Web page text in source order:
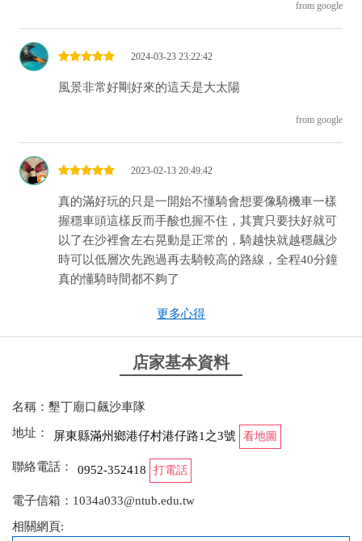
from google
2024-03-23 23:22:42
風景非常好剛好來的這天是大太陽
from google
2023-02-13 20:49:42
真的滿好玩的只是一開始不懂騎會想要像騎機車一樣
握穩車頭這樣反而手酸也握不住，其實只要扶好就可
以了在沙裡會左右晃動是正常的，騎越快就越穩飆沙
時可以低層次先跑過再去騎較高的路線，全程40分鐘
真的懂騎時間都不夠了
2023-01-25 06:02:08
點衝進海裡，幸好除了整團最前方有領隊之外，旁邊
還有一台隨時支援，以及最後有壓隊的沙灘車，會視
情況出手協助（如：撞到樹卡住、在上坡時陷在沙中
開不動等）雖是年輕弟弟但駕車技術熟練、應對也很
了沙漠一圈，有多次的起伏，就好像在玩雲霄飛車，
但是看著沙漠旁的蔚藍海洋就覺得好壯觀好療癒！算
更多心得
店家基本資料
名稱：墾丁廟口飆沙車隊
地址：
屏東縣滿州鄉港仔村港仔路1之3號 看地圖
聯絡電話： 0952-352418 打電話
電子信箱：1034a033@ntub.edu.tw
相關網頁: